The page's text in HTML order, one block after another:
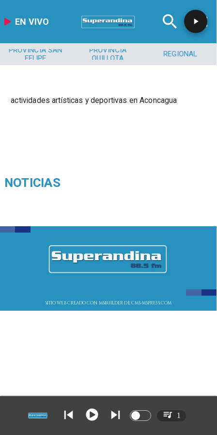
EN VIVO
PROVINCIA SAN
FELIPE
PROVINCIA
QUILLOTA
REGIONAL
actividades artísticas y deportivas en Aconcagua
NOTICIAS
SITIO WEB CREADO CON MSBUILDER DE CMS-MSPRESS.COM
1